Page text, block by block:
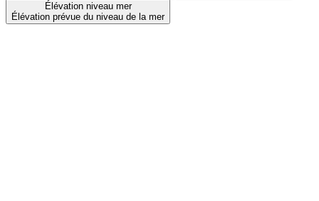
Élévation niveau mer
Élévation prévue du niveau de la mer